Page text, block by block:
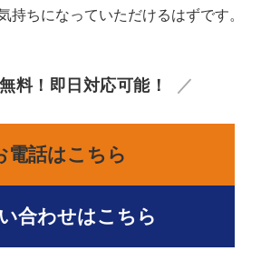
持ちになっていただけるはずです。
料！即日対応可能！
電話はこちら
合わせはこちら